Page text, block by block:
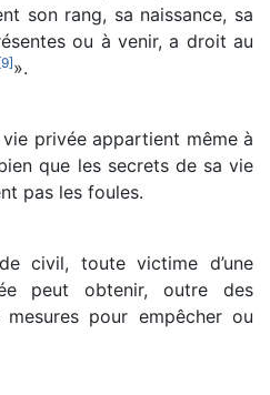
son rang, sa naissance, sa
ou à venir, a droit au
9]».
privée appartient même à
que les secrets de sa vie
pas les foules.
civil, toute victime d’une
peut obtenir, outre des
pour empêcher ou